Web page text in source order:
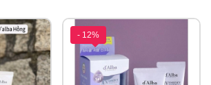
- 12%